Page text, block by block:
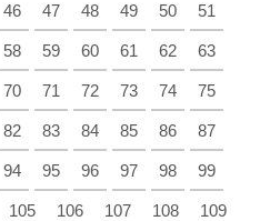
46 47 48 49 50 51
58 59 60 61 62 63
70 71 72 73 74 75
82 83 84 85 86 87
94 95 96 97 98 99
105 106 107 108 109